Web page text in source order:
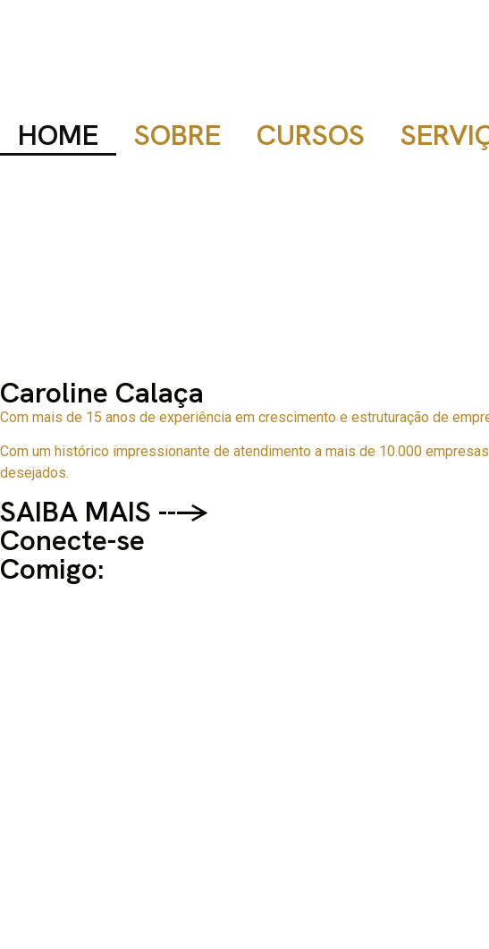
HOME SOBRE CURSOS
Caroline Calaça
Com mais de 15 anos de experiência em crescimento e estruturação de
Com um histórico impressionante de atendimento a mais de 10.000
desejados.
SAIBA MAIS --->
Conecte-se
Comigo: